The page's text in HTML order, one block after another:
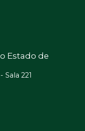
Estado de
Sala 221